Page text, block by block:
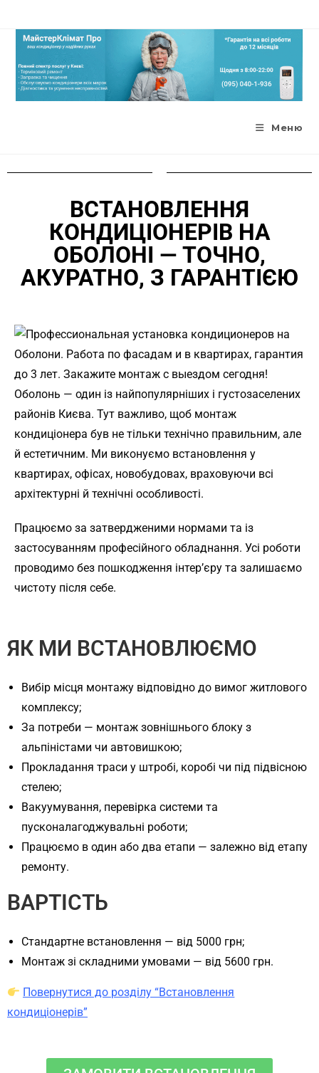
Меню
ВСТАНОВЛЕННЯ
КОНДИЦІОНЕРІВ НА
ОБОЛОНІ — ТОЧНО,
АКУРАТНО, З ГАРАНТІЄЮ
Оболонь — один із найпопулярніших і густозаселених
районів Києва. Тут важливо, щоб монтаж
кондиціонера був не тільки технічно правильним, але
й естетичним. Ми виконуємо встановлення у
квартирах, офісах, новобудовах, враховуючи всі
архітектурні й технічні особливості.
Працюємо за затвердженими нормами та із
застосуванням професійного обладнання. Усі роботи
проводимо без пошкодження інтер’єру та залишаємо
чистоту після себе.
ЯК МИ ВСТАНОВЛЮЄМО
Вибір місця монтажу відповідно до вимог житлового
комплексу;
За потреби — монтаж зовнішнього блоку з
альпіністами чи автовишкою;
Прокладання траси у штробі, коробі чи під підвісною
стелею;
Вакуумування, перевірка системи та
пусконалагоджувальні роботи;
Працюємо в один або два етапи — залежно від етапу
ремонту.
ВАРТІСТЬ
Стандартне встановлення — від 5000 грн;
Монтаж зі складними умовами — від 5600 грн.
Повернутися до розділу “Встановлення
кондиціонерів”